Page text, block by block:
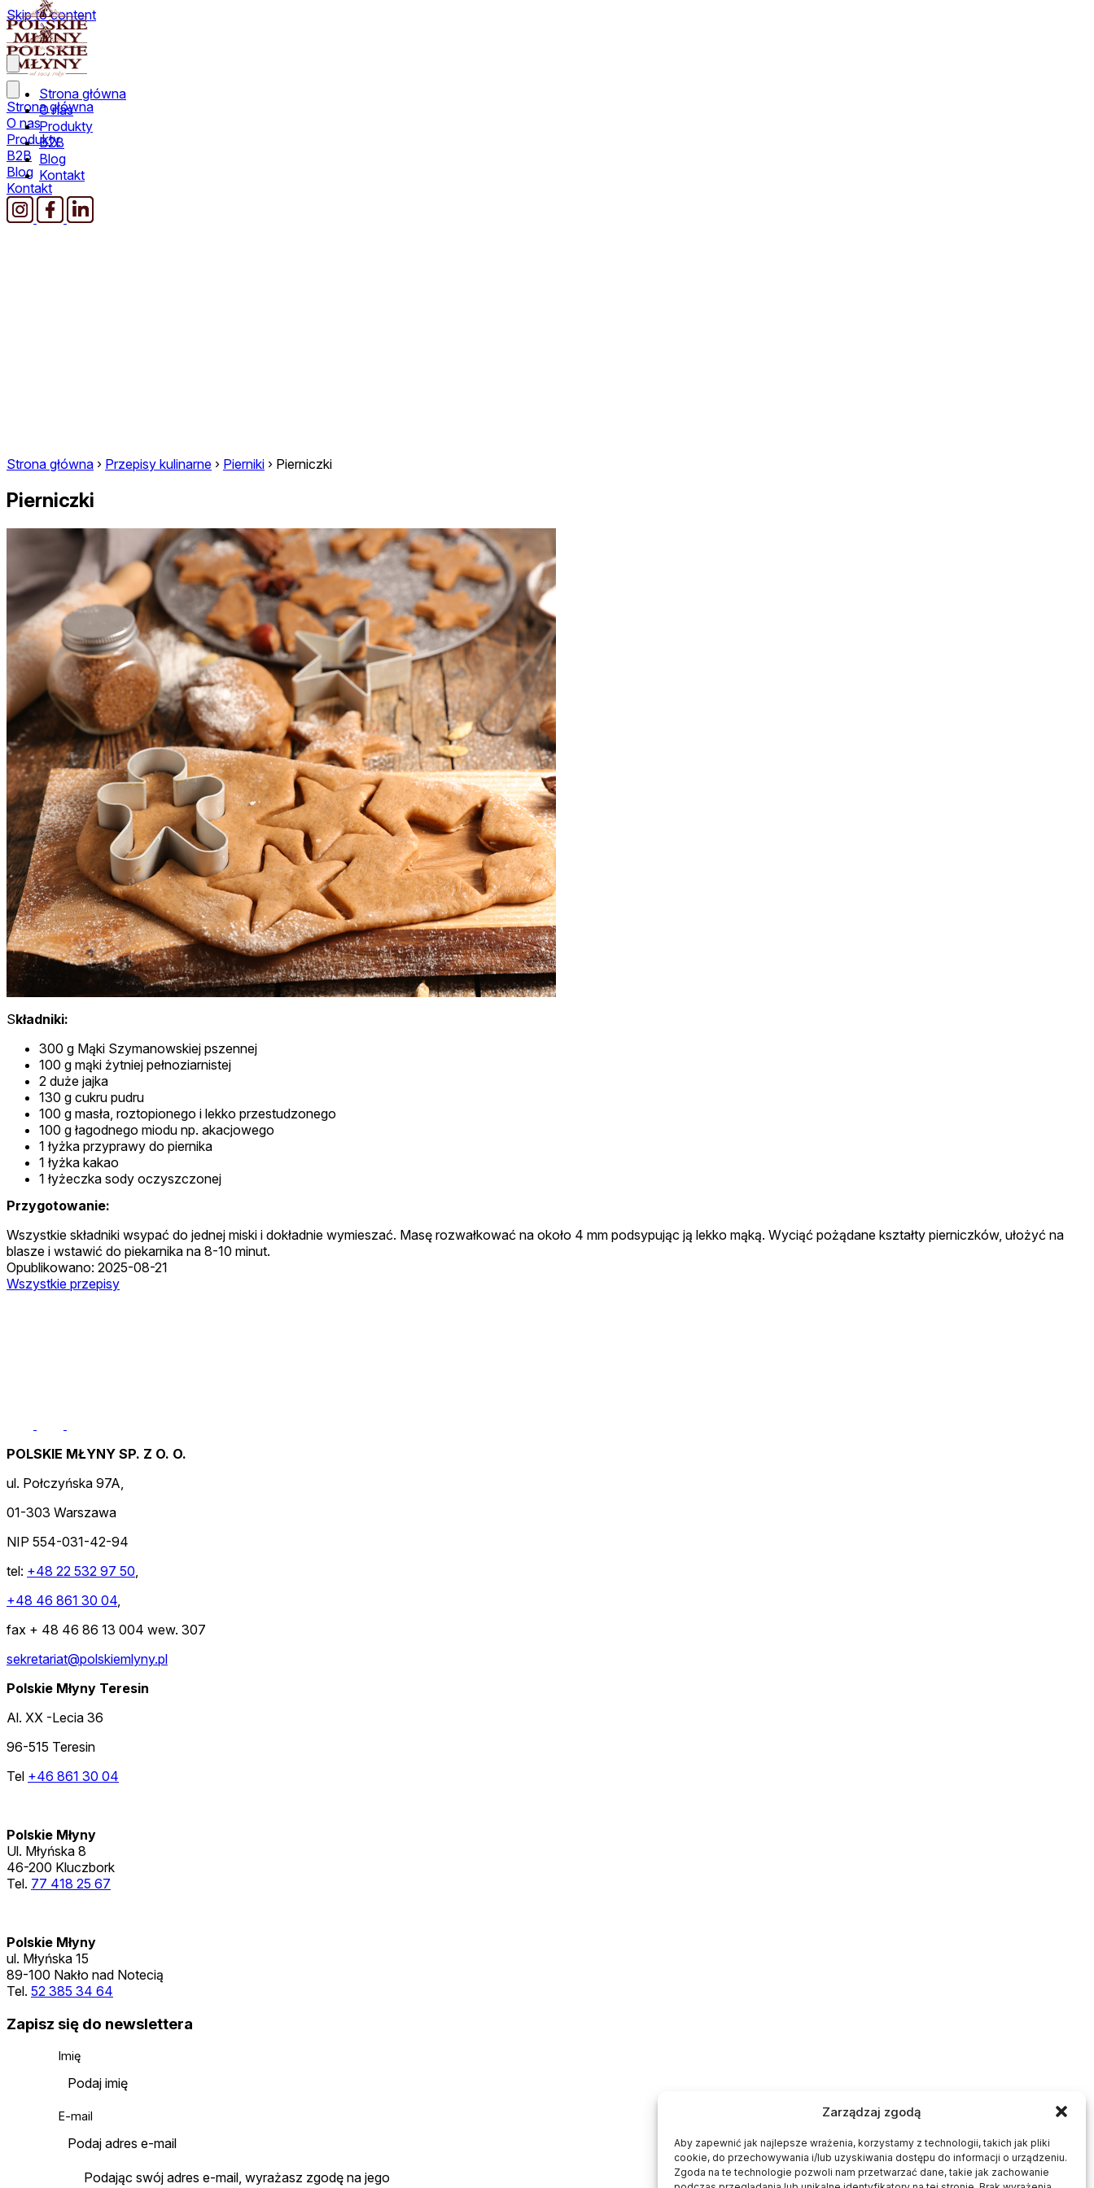
Zarządzaj zgodą
Aby zapewnić jak najlepsze wrażenia, korzystamy z technologii, takich jak pliki
cookie, do przechowywania i/lub uzyskiwania dostępu do informacji o urządzeniu.
Zgoda na te technologie pozwoli nam przetwarzać dane, takie jak zachowanie
Skip to content
Strona główna
O nas
Produkty
B2B
Blog
Kontakt
Strona główna
O nas
Produkty
B2B
Blog
Kontakt
Strona główna › Przepisy kulinarne › Pierniki › Pierniczki
Pierniczki
Składniki:
300 g Mąki Szymanowskiej pszennej
100 g mąki żytniej pełnoziarnistej
2 duże jajka
130 g cukru pudru
100 g masła, roztopionego i lekko przestudzonego
100 g łagodnego miodu np. akacjowego
1 łyżka przyprawy do piernika
1 łyżka kakao
1 łyżeczka sody oczyszczonej
Przygotowanie:
Wszystkie składniki wsypać do jednej miski i dokładnie wymieszać. Masę rozwałkować na około 4 mm podsypując ją lekko mąką. Wyciąć pożądane kształty pierniczków, ułożyć na
blasze i wstawić do piekarnika na 8-10 minut.
Opublikowano: 2025-08-21
Wszystkie przepisy
POLSKIE MŁYNY SP. Z O. O.
ul. Połczyńska 97A,
01-303 Warszawa
NIP 554-031-42-94
tel: +48 22 532 97 50,
+48 46 861 30 04,
fax + 48 46 86 13 004 wew. 307
sekretariat@polskiemlyny.pl
Polskie Młyny Teresin
Al. XX -Lecia 36
96-515 Teresin
Tel +46 861 30 04
Polskie Młyny
Ul. Młyńska 8
46-200 Kluczbork
Tel. 77 418 25 67
Polskie Młyny
ul. Młyńska 15
89-100 Nakło nad Notecią
Tel. 52 385 34 64
Zapisz się do newslettera
Imię
E-mail
Podając swój adres e-mail, wyrażasz zgodę na jego